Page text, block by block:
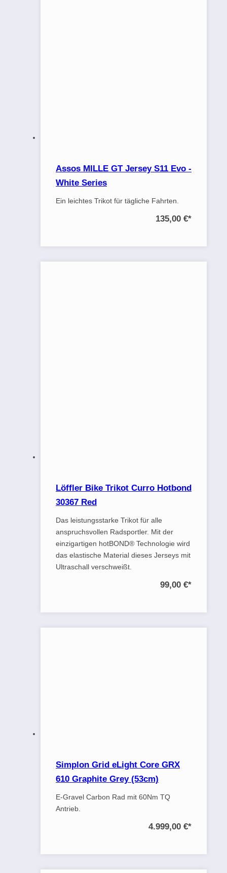
Assos MILLE GT Jersey S11 Evo -
White Series
Ein leichtes Trikot für tägliche Fahrten.
135,00 €*
Löffler Bike Trikot Curro Hotbond
30367 Red
Das leistungsstarke Trikot für alle
anspruchsvollen Radsportler. Mit der
einzigartigen hotBOND® Technologie wird
das elastische Material dieses Jerseys mit
Ultraschall verschweißt.
99,00 €*
Simplon Grid eLight Core GRX
610 Graphite Grey (53cm)
E-Gravel Carbon Rad mit 60Nm TQ
Antrieb.
4.999,00 €*